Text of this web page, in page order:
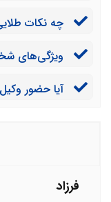
چه نکات
آیا حضور وکیل در بستن قرارداد ضروری است؟
فرزاد